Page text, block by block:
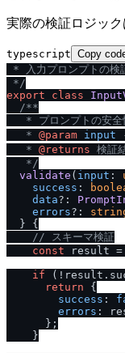
実際の検証ロジック
typescript Copy
* 入力プロンプトの検
* /
export
class
/**
* プロンプトの安全
   *
@param input
   *
@returns 検証
   *
/
validate ( input :
success :
data?:
errors?:
  } {
/ / スキーマ検証
const result =
if (!result.
return {
success :
errors :
      };
    }